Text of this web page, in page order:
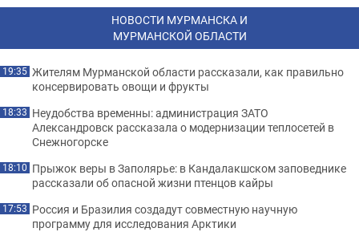
НОВОСТИ МУРМАНСКА И
МУРМАНСКОЙ ОБЛАСТИ
19:35 Жителям Мурманской области рассказали, как правильно
консервировать овощи и фрукты
18:33 Неудобства временны: администрация ЗАТО
Александровск рассказала о модернизации теплосетей в
Снежногорске
18:10 Прыжок веры в Заполярье: в Кандалакшском заповеднике
рассказали об опасной жизни птенцов кайры
17:53 Россия и Бразилия создадут совместную научную
программу для исследования Арктики